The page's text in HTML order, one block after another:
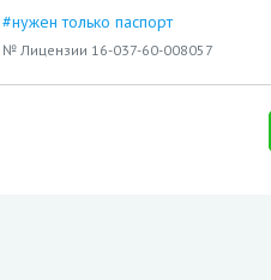
#нужен только паспорт
№ Лицензии 16-037-60-008057